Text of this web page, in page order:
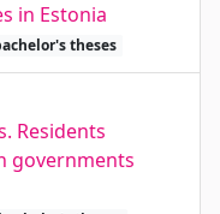
in Estonia
theses
Residents
governments